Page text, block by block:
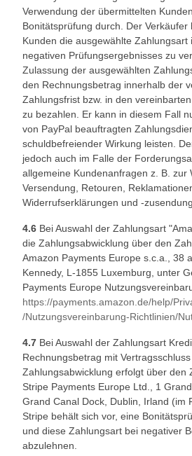
Verwendung der übermittelten
Bonitätsprüfung durch. Der Verkäufer
Kunden die ausgewählte Zahlungsart
negativen Prüfungsergebnisses zu
Zulassung der ausgewählten
den Rechnungsbetrag innerhalb der
Zahlungsfrist bzw. in den
zu bezahlen. Er kann in diesem Fall
von PayPal beauftragten
schuldbefreiender Wirkung leisten.
jedoch auch im Falle der
allgemeine Kundenanfragen z. B. zur
Versendung, Retouren,
Widerrufserklärungen und -
4.6 Bei Auswahl der Zahlungsart
die Zahlungsabwicklung über den
Amazon Payments Europe s.c.a., 38
Kennedy, L-1855 Luxemburg, unter
Payments Europe
https://payments.amazon.de/help/
/Nutzungsvereinbarung-Richtlinien/
4.7 Bei Auswahl der Zahlungsart
Rechnungsbetrag mit
Zahlungsabwicklung erfolgt über den
Stripe Payments Europe Ltd., 1
Grand Canal Dock, Dublin, Irland (im
Stripe behält sich vor, eine
und diese Zahlungsart bei negativer
abzulehnen.